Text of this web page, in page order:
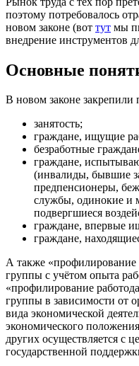
поэтому потребовалось
новом законе (вот тут мы
внедрение инструментов
Основные
В новом законе закрепили
занятость;
граждане, ищущие
безработные
граждане,
(инвалиды, бывшие
предпенсионеры,
службы, одинокие и
подвергшиеся
граждане, впервые
граждане,
А также
группы с учётом опыта
«профилирование
группы в зависимости от
вида экономической
экономического
других осуществляется с
государственной